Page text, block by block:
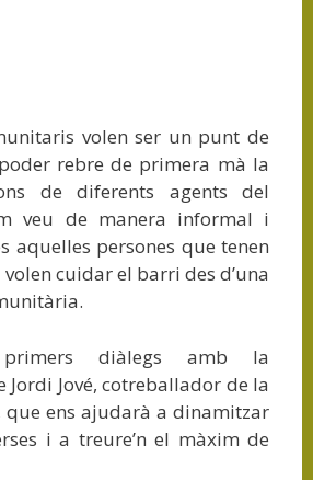
volen ser un punt de
rebre de primera mà la
de diferents agents del
veu de manera informal i
aquelles persones que tenen
cuidar el barri des d’una
diàlegs amb la
Jordi Jové, cotreballador de la
que ens ajudarà a dinamitzar
i a treure’n el màxim de